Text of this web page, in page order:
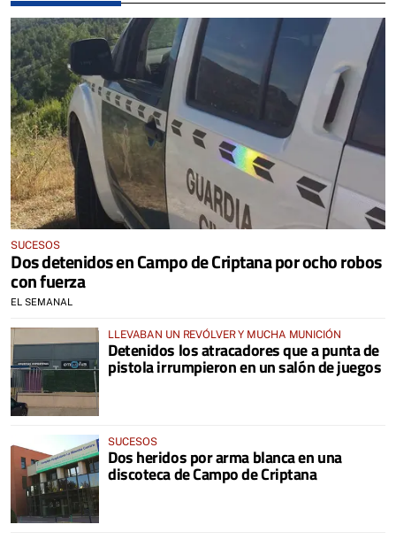
SUCESOS
Dos detenidos en Campo de Criptana por ocho robos
con fuerza
EL SEMANAL
LLEVABAN UN REVÓLVER Y MUCHA MUNICIÓN
Detenidos los atracadores que a punta de
pistola irrumpieron en un salón de juegos
SUCESOS
Dos heridos por arma blanca en una
discoteca de Campo de Criptana